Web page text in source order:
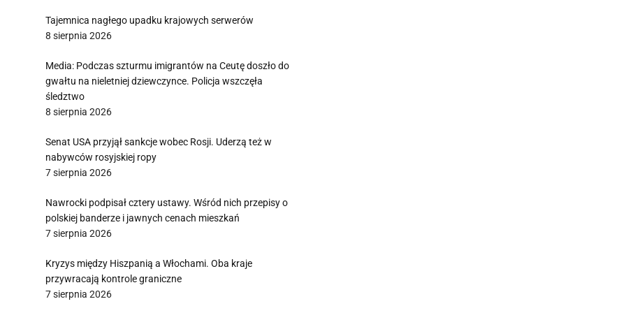
Tajemnica nagłego upadku krajowych serwerów
8 sierpnia 2026
Media: Podczas szturmu imigrantów na Ceutę doszło do
gwałtu na nieletniej dziewczynce. Policja wszczęła
śledztwo
8 sierpnia 2026
Senat USA przyjął sankcje wobec Rosji. Uderzą też w
nabywców rosyjskiej ropy
7 sierpnia 2026
Nawrocki podpisał cztery ustawy. Wśród nich przepisy o
polskiej banderze i jawnych cenach mieszkań
7 sierpnia 2026
Kryzys między Hiszpanią a Włochami. Oba kraje
przywracają kontrole graniczne
7 sierpnia 2026